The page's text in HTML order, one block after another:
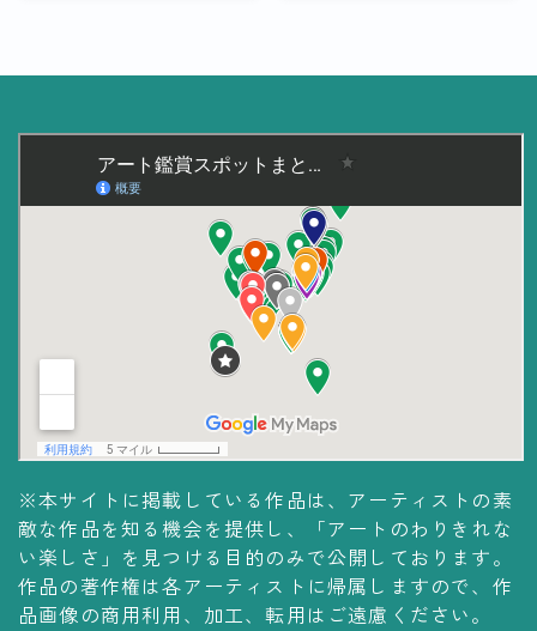
アイテム・サービス
Yoshiteru Collection
飾る
保管方法
※本サイトに掲載している作品は、アーティストの素
敵な作品を知る機会を提供し、「アートのわりきれな
い楽しさ」を見つける目的のみで公開しております。
作品の著作権は各アーティストに帰属しますので、作
品画像の商用利用、加工、転用はご遠慮ください。